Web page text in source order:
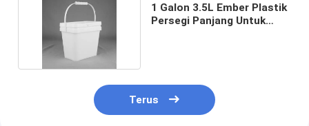
1 Galon 3.5L Ember Plastik
Persegi Panjang Untuk
Terus